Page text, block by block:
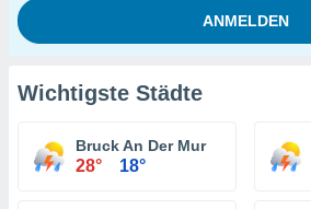
Wichtigste Städte
Bruck An Der Mur
28° 18°